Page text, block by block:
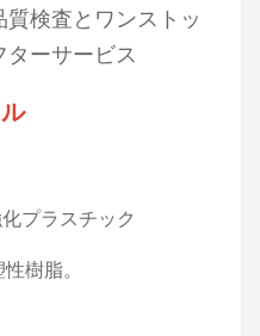
検査とワンストッ
ーサービス
プラスチック
樹脂。